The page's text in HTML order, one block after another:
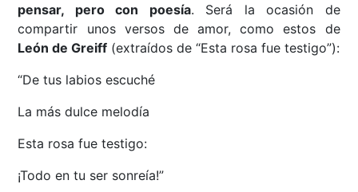
pensar, pero con poesía. Será la ocasión de
compartir unos versos de amor, como estos de
León de Greiff (extraídos de “Esta rosa fue testigo”):
“De tus labios escuché
La más dulce melodía
Esta rosa fue testigo:
¡Todo en tu ser sonreía!”